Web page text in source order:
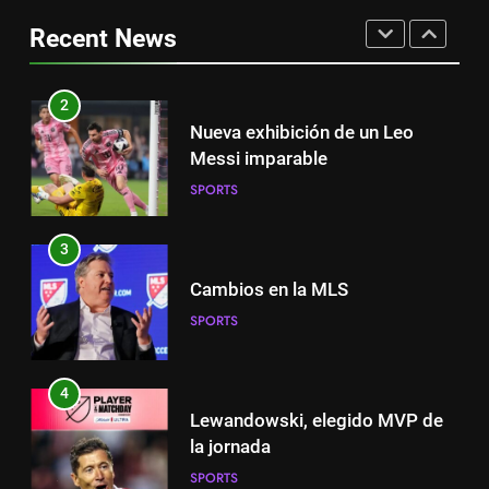
Nueva exhibición de un Leo
3
Cambios en la MLS
4
Lewandowski, elegido MVP de
5
Histórico: a MLS baixa as
cortinas para a Copa do Mundo
Recent News
el partido de Lewandowski
2
Nueva exhibición de un Leo
Messi imparable
SPORTS
3
Cambios en la MLS
SPORTS
4
Lewandowski, elegido MVP de
la jornada
SPORTS